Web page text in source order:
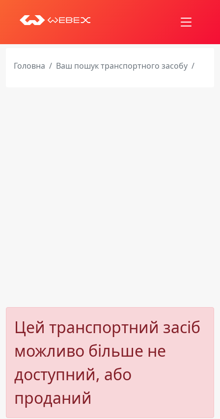
Головна Ваш пошук транспортного засобу
Цей транспортний засіб
можливо більше не
доступний, або
проданий